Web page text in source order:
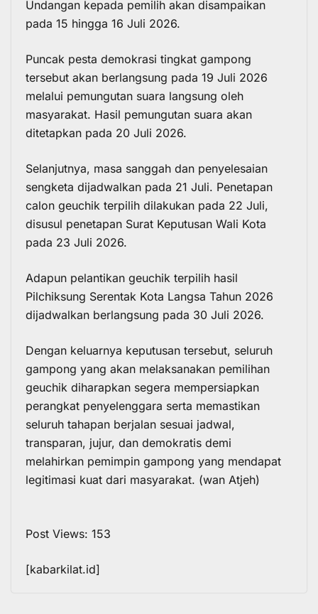
Undangan kepada pemilih akan disampaikan
pada 15 hingga 16 Juli 2026.
Puncak pesta demokrasi tingkat gampong
tersebut akan berlangsung pada 19 Juli 2026
melalui pemungutan suara langsung oleh
masyarakat. Hasil pemungutan suara akan
ditetapkan pada 20 Juli 2026.
Selanjutnya, masa sanggah dan penyelesaian
sengketa dijadwalkan pada 21 Juli. Penetapan
calon geuchik terpilih dilakukan pada 22 Juli,
disusul penetapan Surat Keputusan Wali Kota
pada 23 Juli 2026.
Adapun pelantikan geuchik terpilih hasil
Pilchiksung Serentak Kota Langsa Tahun 2026
dijadwalkan berlangsung pada 30 Juli 2026.
Dengan keluarnya keputusan tersebut, seluruh
gampong yang akan melaksanakan pemilihan
geuchik diharapkan segera mempersiapkan
perangkat penyelenggara serta memastikan
seluruh tahapan berjalan sesuai jadwal,
transparan, jujur, dan demokratis demi
melahirkan pemimpin gampong yang mendapat
legitimasi kuat dari masyarakat. (wan Atjeh)
Post Views: 153
[kabarkilat.id]